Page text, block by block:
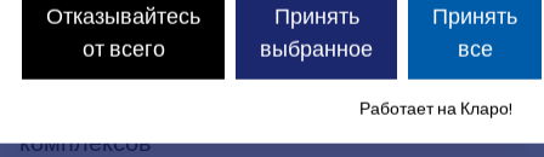
Отдел игровых и развлекательных
комплексов
Отказывайтесь
от всего
Принять
выбранное
Принять
все
Работает на Кларо!